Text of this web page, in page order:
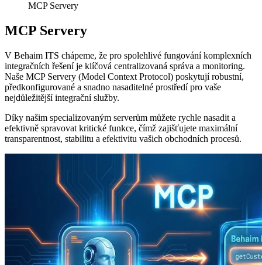
MCP Servery
MCP Servery
V Behaim ITS chápeme, že pro spolehlivé fungování komplexních
integračních řešení je klíčová centralizovaná správa a monitoring.
Naše MCP Servery (Model Context Protocol) poskytují robustní,
předkonfigurované a snadno nasaditelné prostředí pro vaše
nejdůležitější integrační služby.
Díky našim specializovaným serverům můžete rychle nasadit a
efektivně spravovat kritické funkce, čímž zajišťujete maximální
transparentnost, stabilitu a efektivitu vašich obchodních procesů.